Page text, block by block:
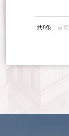
共8条 首页